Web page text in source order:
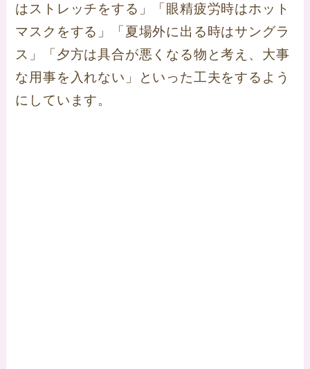
はストレッチをする」「眼精疲労時はホット
マスクをする」「夏場外に出る時はサングラ
ス」「夕方は具合が悪くなる物と考え、大事
な用事を入れない」といった工夫をするよう
にしています。